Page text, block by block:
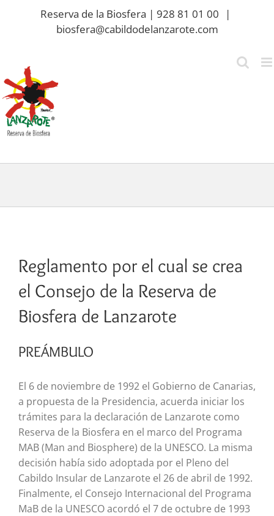
Reserva de la Biosfera | 928 81 01 00
|
biosfera@cabildodelanzarote.com
Reglamento por el cual se crea
el Consejo de la Reserva de
Biosfera de Lanzarote
PREÁMBULO
El 6 de noviembre de 1992 el Gobierno de Canarias,
a propuesta de la Presidencia, acuerda iniciar los
trámites para la declaración de Lanzarote como
Reserva de la Biosfera en el marco del Programa
MAB (Man and Biosphere) de la UNESCO. La misma
decisión había sido adoptada por el Pleno del
Cabildo Insular de Lanzarote el 26 de abril de 1992.
Finalmente, el Consejo Internacional del Programa
MaB de la UNESCO acordó el 7 de octubre de 1993